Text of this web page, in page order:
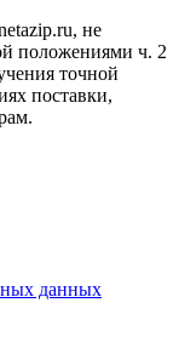
не
положениями ч. 2
точной
поставки,
данных